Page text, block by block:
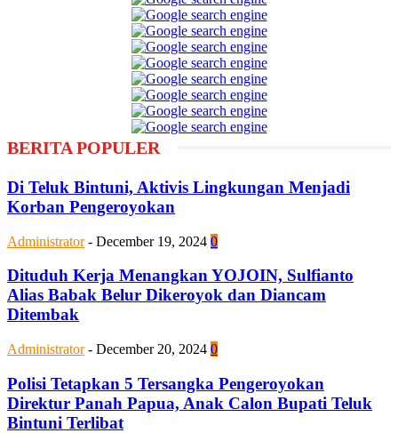
BERITA POPULER
Di Teluk Bintuni, Aktivis Lingkungan Menjadi
Korban Pengeroyokan
Administrator - December 19, 2024 0
Dituduh Kerja Menangkan YOJOIN, Sulfianto
Alias Babak Belur Dikeroyok dan Diancam
Ditembak
Administrator - December 20, 2024 0
Polisi Tetapkan 5 Tersangka Pengeroyokan
Direktur Panah Papua, Anak Calon Bupati Teluk
Bintuni Terlibat